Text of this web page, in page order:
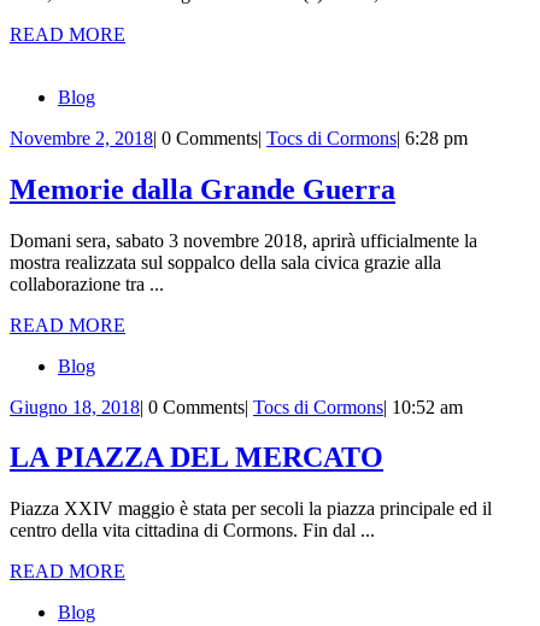
READ MORE
Blog
Novembre 2, 2018Novembre
2018
| 0 Comments| Tocs di CormonsTocs
| 6:28 pm
Memorie dalla Grande Guerra
Grande
Domani sera, sabato 3 novembre 2018, aprirà ufficialmente la
mostra realizzata sul soppalco della sala civica grazie alla
collaborazione tra ...
READ MORE
Blog
Giugno 18, 2018Giugno
2018
| 0 Comments| Tocs di CormonsTocs
| 10:52 am
LA PIAZZA DEL MERCATO
DEL
Piazza XXIV maggio è stata per secoli la piazza principale ed il
centro della vita cittadina di Cormons. Fin dal ...
READ MORE
Blog